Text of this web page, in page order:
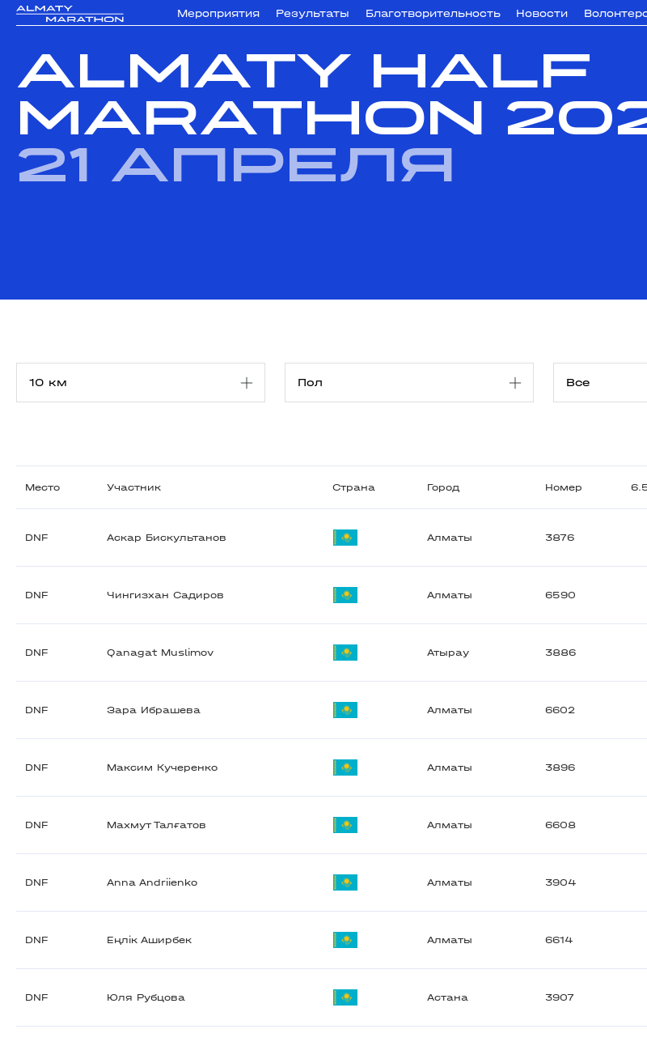
Мероприятия Результаты Благотворительность Новости
ALMATY HALF
MARATHON
21 апреля
Место Участник Страна Город Номер
DNF Аскар Бискультанов Алматы 3876
DNF Чингизхан Садиров Алматы 6590
DNF Qanagat Muslimov Атырау 3886
DNF Зара Ибрашева Алматы 6602
DNF Максим Кучеренко Алматы 3896
DNF Махмут Талғатов Алматы 6608
DNF Anna Andriienko Алматы 3904
DNF Еңлік Аширбек Алматы 6614
DNF Юля Рубцова Астана 3907